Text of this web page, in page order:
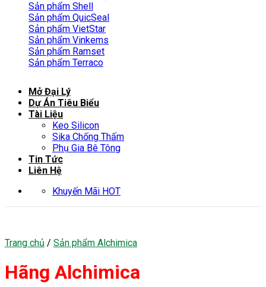
Sản phẩm Shell
Sản phẩm QuicSeal
Sản phẩm VietStar
Sản phẩm Vinkems
Sản phẩm Ramset
Sản phẩm Terraco
Mở Đại Lý
Dự Án Tiêu Biểu
Tài Liệu
Keo Silicon
Sika Chống Thấm
Phụ Gia Bê Tông
Tin Tức
Liên Hệ
Khuyến Mãi HOT
Trang chủ / Sản phẩm Alchimica
Hãng Alchimica